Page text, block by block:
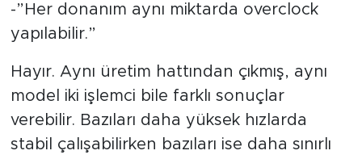
-”Her donanım aynı miktarda overclock
yapılabilir.”
Hayır. Aynı üretim hattından çıkmış, aynı
model iki işlemci bile farklı sonuçlar
verebilir. Bazıları daha yüksek hızlarda
stabil çalışabilirken bazıları ise daha sınırlı